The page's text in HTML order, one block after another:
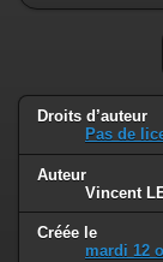
Droits d’auteur
Pas de
Auteur
Vincent
Créée le
mardi 12